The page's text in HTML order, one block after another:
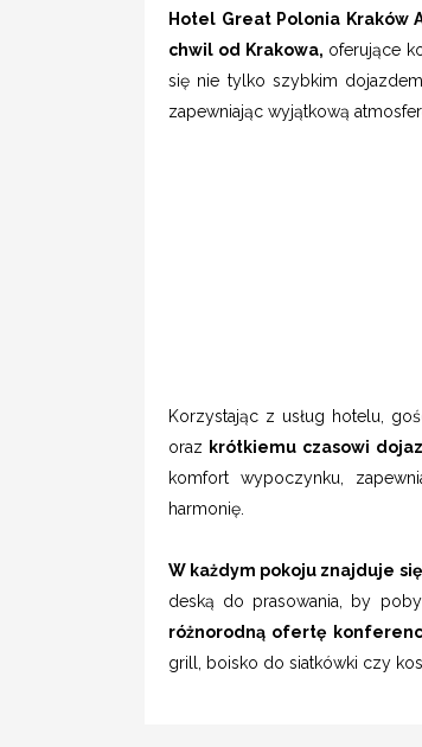
Hotel Great Polonia Kraków
chwil od Krakowa, oferujące
się nie tylko szybkim
zapewniając wyjątkową
Korzystając z usług hotelu,
oraz krótkiemu czasowi
komfort wypoczynku,
harmonię.
W każdym pokoju znajduje
deską do prasowania, by
różnorodną ofertę
grill, boisko do siatkówki czy